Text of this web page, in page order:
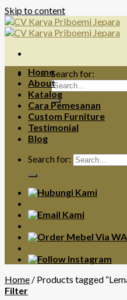
Skip to content
Search for:
Home
About
Katalog
Cara Pemesanan
Custom Furniture
Testimonial
Blog
Search for:
Home / Products tagged
Filter